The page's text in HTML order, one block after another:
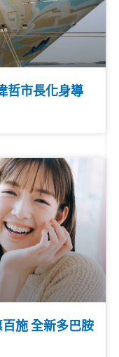
哲市長化身導
施 全新多巴胺